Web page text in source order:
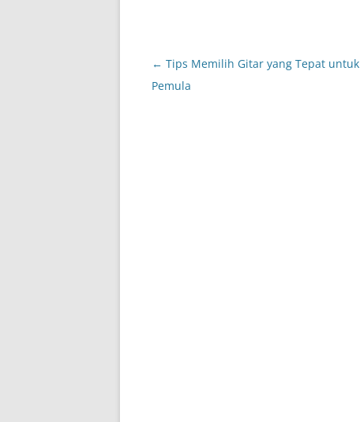
Post
navigation
← Tips Memilih Gitar yang Tepat untuk
Pemula